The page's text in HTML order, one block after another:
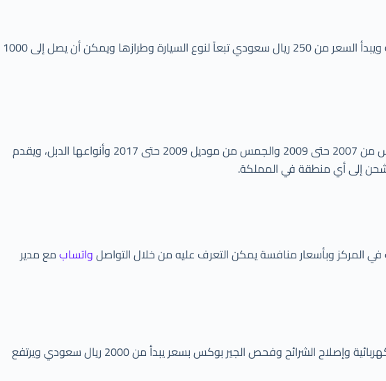
يختلف سعر توضيب القير وسعر تغيير زيت القير في وكالة هيونداي عن سعر تغيير زيت القير في الورش والمحلات ومراكز الصيانة ويبدأ السعر من 250 ريال سعودي تبعاً لنوع السيارة وطرازها ويمكن أن يصل إلى 1000
يختلف سعر توضيب القير وسعر توضيب قير الجميس تبعاً لموديل السيارة وتاريخ الصنع بين موديل 1999 حتى عام 2006 وجميس من 2007 حتى 2009 والجمس من موديل 2009 حتى 2017 وأنواعها الدبل، ويقدم
واتسابمع مدير
تعمل ورشة أو مركز جير ستار على توضيب قير سوناتا بأسعار منافسة لكافة الموديلات من صيانة الكمبيوتر وصيانة الأعطال الكهربائية وإصلاح الشرائح وفحص الجير بوكس بسعر يبدأ من 2000 ريال سعودي ويرتفع